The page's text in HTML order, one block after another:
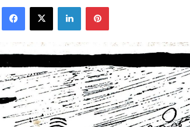
Facebook
X LinkedInPinterest